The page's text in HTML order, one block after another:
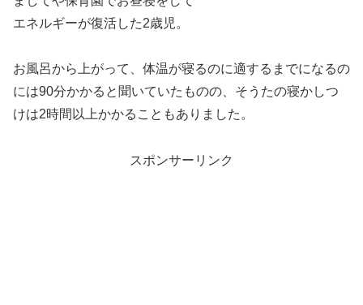
エネルギーが復活した2歳児。
お風呂から上がって、体温が寝るのに適するまでになるの
には90分かかると聞いていたものの、そうたの寝かしつ
けは2時間以上かかることもありました。
スポンサーリンク